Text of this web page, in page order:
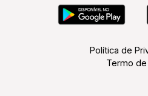
Política de
Termo